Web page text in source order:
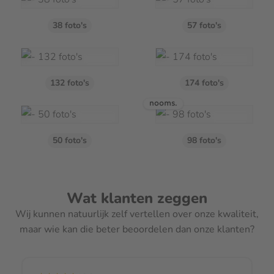
Luxe bewaardoos
Sommige herinneringen zijn zó waardevol, dat ze vragen
om een extra bijzondere manier van vastleggen. Dit kan
door de tekst op de cover van je fotoboek in gouden letters
te laten drukken. Deze stijlvolle, glanzende afwerking
38 foto's 57 foto's
132 foto's 174 foto's
50 foto's 98 foto's
Wat klanten zeggen
Wij kunnen natuurlijk zelf vertellen over onze kwaliteit,
maar wie kan die beter beoordelen dan onze klanten?